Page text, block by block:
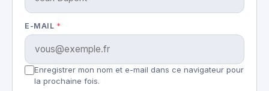
E-MAIL *
Enregistrer mon nom et e-mail dans ce navigateur pour
la prochaine fois.